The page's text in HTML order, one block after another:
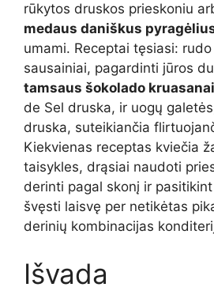
rūkytos druskos prieskoniu
medaus daniškus
umami. Receptai tęsiasi:
sausainiai, pagardinti jūros
tamsaus šokolado kruasanai
de Sel druska, ir uogų
druska, suteikiančia
Kiekvienas receptas kviečia
taisykles, drąsiai naudoti
derinti pagal skonį ir
švęsti laisvę per netikėtas
derinių kombinacijas
Išvada